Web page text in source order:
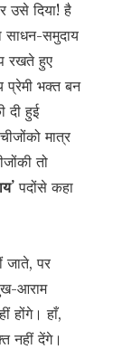
उसे दिया! है
साधन-समुदाय
रखते हुए
प्रेमी भक्त बन
दी हुई
मात्र
तो
पदोंसे कहा
जाते, पर
आराम
होंगे। हाँ,
नहीं देंगे।